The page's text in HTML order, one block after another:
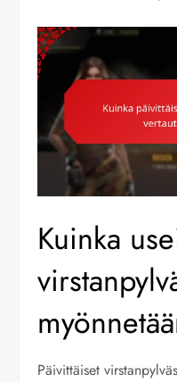
Kuinka
Päivittäiset